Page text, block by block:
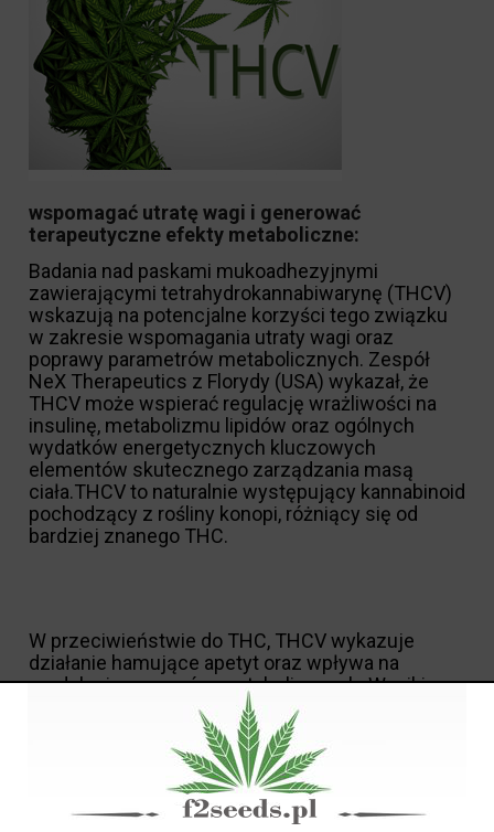
wspomagać utratę wagi i generować
terapeutyczne efekty metaboliczne:
Badania nad paskami mukoadhezyjnymi
zawierającymi tetrahydrokannabiwarynę (THCV)
wskazują na potencjalne korzyści tego związku
w zakresie wspomagania utraty wagi oraz
poprawy parametrów metabolicznych. Zespół
NeX Therapeutics z Florydy (USA) wykazał, że
THCV może wspierać regulację wrażliwości na
insulinę, metabolizmu lipidów oraz ogólnych
wydatków energetycznych kluczowych
elementów skutecznego zarządzania masą
ciała.THCV to naturalnie występujący kannabinoid
pochodzący z rośliny konopi, różniący się od
bardziej znanego THC.
W przeciwieństwie do THC, THCV wykazuje
działanie hamujące apetyt oraz wpływa na
modulację procesów metabolicznych. Wyniki
badań naukowych sugerują, że THCV może
oddziaływać na receptory odpowiedzialne za
utrzymanie równowagi energetycznej, co czyni
go obiecującym kandydatem w terapii otyłości i
innych zaburzeń metabolicznych.